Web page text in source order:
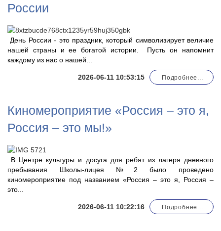
России
2026-06-11 10:53:15
День России - это праздник, который символизирует величие
нашей страны и ее богатой истории. Пусть он напомнит
каждому из нас о нашей...
Подробнее...
Киномероприятие «Россия – это я,
Россия – это мы!»
2026-06-11 10:22:16
В Центре культуры и досуга для ребят из лагеря дневного
пребывания Школы-лицея №2 было проведено
киномероприятие под названием «Россия – это я, Россия –
это...
Подробнее...